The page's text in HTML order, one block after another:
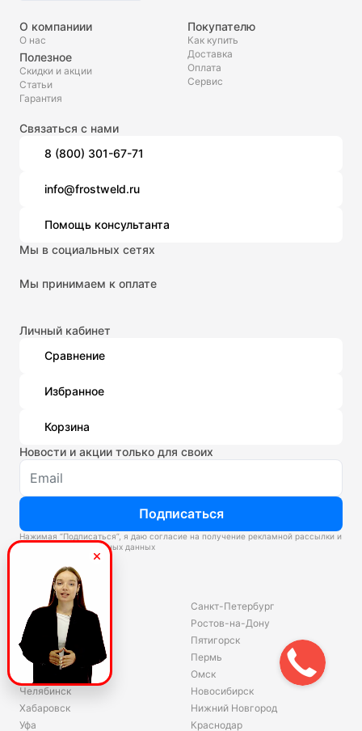
О компаниии
О нас
Полезное
Скидки и акции
Статьи
Гарантия
Покупателю
Как купить
Доставка
Оплата
Сервис
Связаться с нами
8 (800) 301-67-71
info@frostweld.ru
Помощь консультанта
Мы в социальных сетях
Мы принимаем к оплате
Личный кабинет
Сравнение
Избранное
Корзина
Новости и акции только для своих
Подписаться
Нажимая “Подписаться”, я даю согласие на получение рекламной рассылки и
обработку персональных данных
Склады
Владивосток
Екатеринбург
Красноярск
Волгоград
Челябинск
Хабаровск
Уфа
Санкт-Петербург
Ростов-на-Дону
Пятигорск
Пермь
Омск
Новосибирск
Нижний Новгород
Краснодар